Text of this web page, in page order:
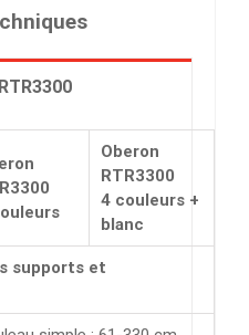
Oberon
RTR3300
4 couleurs +
blanc
supports et